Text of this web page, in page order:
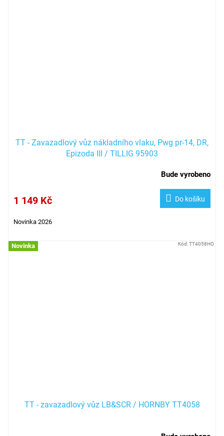
TT - Zavazadlový vůz nákladního vlaku, Pwg pr-14, DR,
Epizoda III / TILLIG 95903
Bude vyrobeno
1 149 Kč Do košíku
Novinka 2026
Novinka
TT - zavazadlový vůz LB&SCR / HORNBY TT4058
Kód:TT4058HO